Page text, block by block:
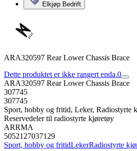
Elkjøp Bedrift
ARA320597 Rear Lower Chassis Brace
Dette produktet er ikke rangert enda.0
ARA320597 Rear Lower Chassis Brace
307745
307745
Sport, hobby og fritid, Leker, Radiostyrte
Reservedeler til radiostyrte kjøretøy
ARRMA
5052127037129
Sport, hobby og fritidLekerRadiostyrte